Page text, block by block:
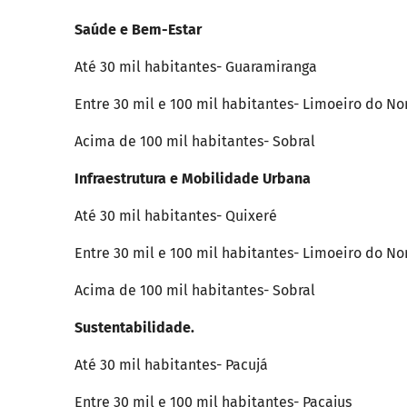
Saúde e Bem-Estar
Até 30 mil habitantes- Guaramiranga
Entre 30 mil e 100 mil habitantes- Limoeiro do
Acima de 100 mil habitantes- Sobral
Infraestrutura e Mobilidade Urbana
Até 30 mil habitantes- Quixeré
Entre 30 mil e 100 mil habitantes- Limoeiro do
Acima de 100 mil habitantes- Sobral
Sustentabilidade.
Até 30 mil habitantes- Pacujá
Entre 30 mil e 100 mil habitantes- Pacajus